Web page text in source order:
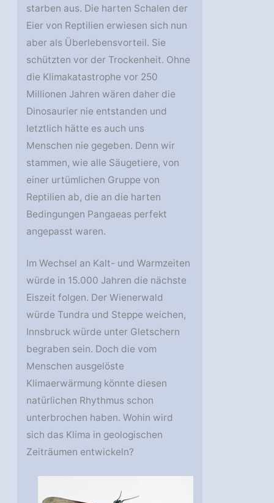
starben aus. Die harten Schalen der
Eier von Reptilien erwiesen sich nun
aber als Überlebensvorteil. Sie
schützten vor der Trockenheit. Ohne
die Klimakatastrophe vor 250
Millionen Jahren wären daher die
Dinosaurier nie entstanden und
letztlich hätte es auch uns
Menschen nie gegeben. Denn wir
stammen, wie alle Säugetiere, von
einer urtümlichen Gruppe von
Reptilien ab, die an die harten
Bedingungen Pangaeas perfekt
angepasst waren.
Im Wechsel an Kalt- und Warmzeiten
würde in 15.000 Jahren die nächste
Eiszeit folgen. Der Wienerwald
würde Tundra und Steppe weichen,
Innsbruck würde unter Gletschern
begraben sein. Doch die vom
Menschen ausgelöste
Klimaerwärmung könnte diesen
natürlichen Rhythmus schon
unterbrochen haben. Wohin wird
sich das Klima in geologischen
Zeiträumen entwickeln?